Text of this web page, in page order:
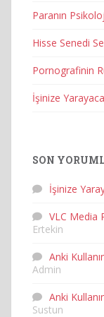
Paranın
Hisse Senedi
Pornografinin
İşinize
SON
İşinize
VLC Media
Ertekin
Anki
Admin
Anki
Sustun